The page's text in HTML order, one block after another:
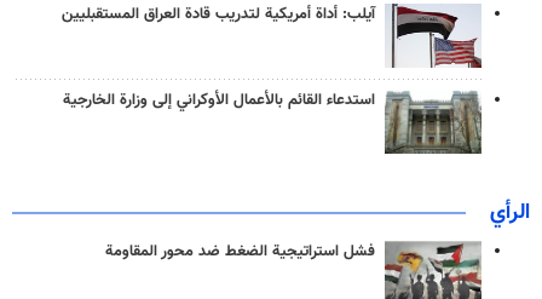
آيلب: أداة أمريكية لتدريب قادة العراق المستقبليين
استدعاء القائم بالأعمال الأوكراني إلى وزارة الخارجية
الرأي
فشل استراتيجية الضغط ضد محور المقاومة